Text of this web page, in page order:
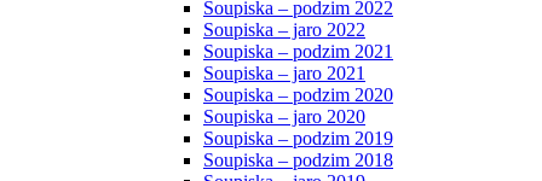
Soupiska – podzim 2022
Soupiska – jaro 2022
Soupiska – podzim 2021
Soupiska – jaro 2021
Soupiska – podzim 2020
Soupiska – jaro 2020
Soupiska – podzim 2019
Soupiska – podzim 2018